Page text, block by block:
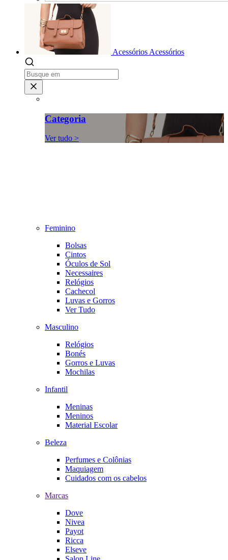
Acessórios Acessórios
Categoria
Ver tudo >
Feminino
Bolsas
Cintos
Óculos de Sol
Necessaires
Relógios
Cachecol
Luvas e Gorros
Ver Tudo
Masculino
Relógios
Bonés
Gorros e Luvas
Mochilas
Infantil
Meninas
Meninos
Material Escolar
Beleza
Perfumes e Colônias
Maquiagem
Cuidados com os cabelos
Marcas
Dove
Nivea
Payot
Ricca
Elseve